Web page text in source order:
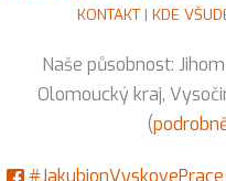
KONTAKT| KDE
Naše působnost:
Olomoucký kraj,
(
#JakubionVyskovePrace